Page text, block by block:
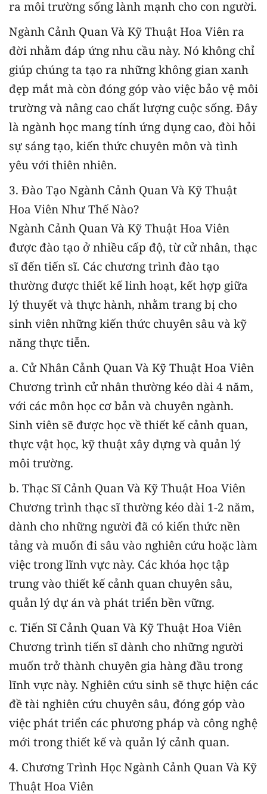
ra môi trường sống lành mạnh cho con người.
Ngành Cảnh Quan Và Kỹ Thuật Hoa Viên ra
đời nhằm đáp ứng nhu cầu này. Nó không chỉ
giúp chúng ta tạo ra những không gian xanh
đẹp mắt mà còn đóng góp vào việc bảo vệ môi
trường và nâng cao chất lượng cuộc sống. Đây
là ngành học mang tính ứng dụng cao, đòi hỏi
sự sáng tạo, kiến thức chuyên môn và tình
yêu với thiên nhiên.
3. Đào Tạo Ngành Cảnh Quan Và Kỹ Thuật
Hoa Viên Như Thế Nào?
Ngành Cảnh Quan Và Kỹ Thuật Hoa Viên
được đào tạo ở nhiều cấp độ, từ cử nhân, thạc
sĩ đến tiến sĩ. Các chương trình đào tạo
thường được thiết kế linh hoạt, kết hợp giữa
lý thuyết và thực hành, nhằm trang bị cho
sinh viên những kiến thức chuyên sâu và kỹ
năng thực tiễn.
a. Cử Nhân Cảnh Quan Và Kỹ Thuật Hoa Viên
Chương trình cử nhân thường kéo dài 4 năm,
với các môn học cơ bản và chuyên ngành.
Sinh viên sẽ được học về thiết kế cảnh quan,
thực vật học, kỹ thuật xây dựng và quản lý
môi trường.
b. Thạc Sĩ Cảnh Quan Và Kỹ Thuật Hoa Viên
Chương trình thạc sĩ thường kéo dài 1-2 năm,
dành cho những người đã có kiến thức nền
tảng và muốn đi sâu vào nghiên cứu hoặc làm
việc trong lĩnh vực này. Các khóa học tập
trung vào thiết kế cảnh quan chuyên sâu,
quản lý dự án và phát triển bền vững.
c. Tiến Sĩ Cảnh Quan Và Kỹ Thuật Hoa Viên
Chương trình tiến sĩ dành cho những người
muốn trở thành chuyên gia hàng đầu trong
lĩnh vực này. Nghiên cứu sinh sẽ thực hiện các
đề tài nghiên cứu chuyên sâu, đóng góp vào
việc phát triển các phương pháp và công nghệ
mới trong thiết kế và quản lý cảnh quan.
4. Chương Trình Học Ngành Cảnh Quan Và Kỹ
Thuật Hoa Viên